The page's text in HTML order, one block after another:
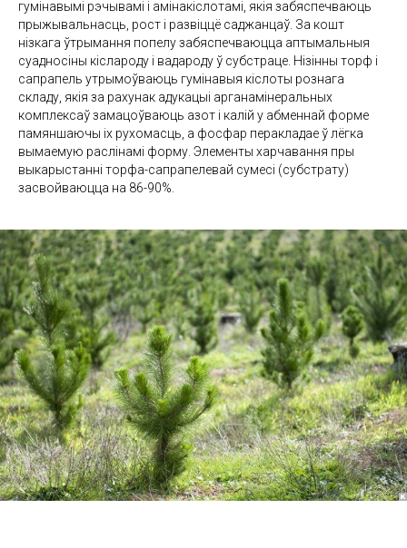
гумінавымі рэчывамі і амінакіслотамі, якія забяспечваюць
прыжывальнасць, рост і развіццё саджанцаў. За кошт
нізкага ўтрымання попелу забяспечваюцца аптымальныя
суадносіны кіслароду і вадароду ў субстраце. Нізінны торф і
сапрапель утрымоўваюць гумінавыя кіслоты рознага
складу, якія за рахунак адукацыі арганамінеральных
комплексаў замацоўваюць азот і калій у абменнай форме
памяншаючы іх рухомасць, а фосфар перакладае ў лёгка
вымаемую раслінамі форму. Элементы харчавання пры
выкарыстанні торфа-сапрапелевай сумесі (субстрату)
засвойваюцца на 86-90%.